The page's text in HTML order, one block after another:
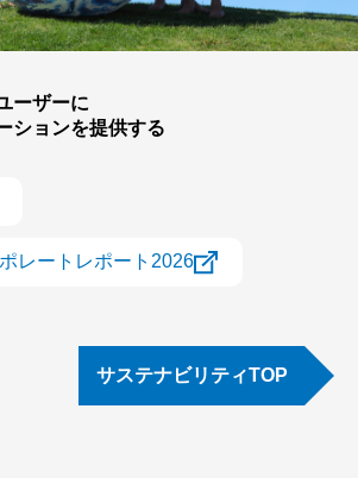
ーザーに
ションを提供する
レートレポート2026
サステナビリティTOP